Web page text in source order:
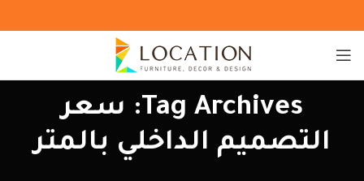
Tag Archives: سعر
التصميم الداخلي بالمتر